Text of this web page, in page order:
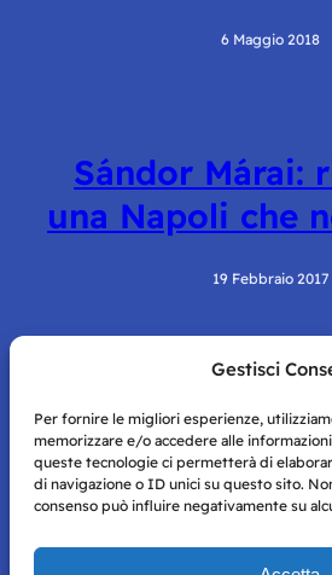
Gestisci
Per fornire le migliori esperienze,
memorizzare e/o accedere alle
queste tecnologie ci permetterà di
di navigazione o ID unici su questo sito.
consenso può influire negativamente su
6 Maggio 2018
Sándor Márai:
una Napoli che
19 Febbraio 2017
Storie di Napoli è una testata registrata
Tutte le immagini e i contenuti su questo